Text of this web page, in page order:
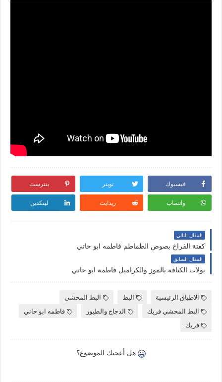
فيسبوك تويتر بنترست
واتساب ريدايت لينكدين
المقال التالي
كفتة الفراخ بصوص الطماطم فاطمه ابو حاتي
المقال السابق
بولات الكنافة بالموز والكراميل فاطمة ابو حاتي
الاطباق الرئيسية البط
البط المحشي
البط المحشي فريك
الدجاج والطيور
فاطمه ابو حاتي
فريك
هل أعجبك الموضوع؟